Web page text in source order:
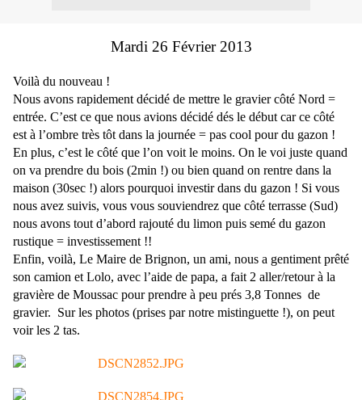
Mardi 26 Février 2013
Voilà du nouveau !
Nous avons rapidement décidé de mettre le gravier côté Nord =
entrée. C’est ce que nous avions décidé dés le début car ce côté
est à l’ombre très tôt dans la journée = pas cool pour du gazon !
En plus, c’est le côté que l’on voit le moins. On le voi juste quand
on va prendre du bois (2min !) ou bien quand on rentre dans la
maison (30sec !) alors pourquoi investir dans du gazon ! Si vous
nous avez suivis, vous vous souviendrez que côté terrasse (Sud)
nous avons tout d’abord rajouté du limon puis semé du gazon
rustique = investissement !!
Enfin, voilà, Le Maire de Brignon, un ami, nous a gentiment prêté
son camion et Lolo, avec l’aide de papa, a fait 2 aller/retour à la
gravière de Moussac pour prendre à peu prés 3,8 Tonnes de
gravier. Sur les photos (prises par notre mistinguette !), on peut
voir les 2 tas.